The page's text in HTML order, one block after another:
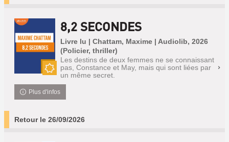
Nouveauté
8,2 SECONDES
Livre lu | Chattam, Maxime | Audiolib, 2026
(Policier, thriller)
Les destins de deux femmes ne se connaissant
pas, Constance et May, mais qui sont liées par
un même secret.
Plus d'infos
Retour le 26/09/2026